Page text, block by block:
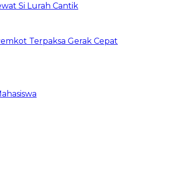
Si Lurah Cantik
Terpaksa Gerak Cepat